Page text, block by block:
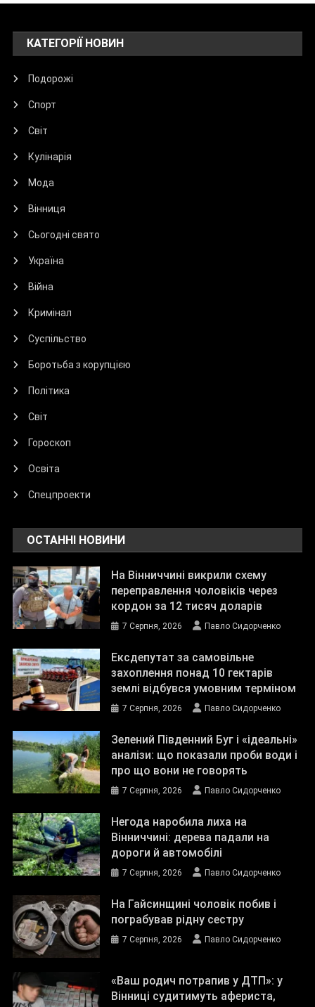
КАТЕГОРІЇ НОВИН
Подорожі
Спорт
Світ
Кулінарія
Мода
Вінниця
Сьогодні свято
Україна
Війна
Кримінал
Суспільство
Боротьба з корупцією
Політика
Світ
Гороскоп
Освіта
Спецпроекти
ОСТАННІ НОВИНИ
На Вінниччині викрили схему
переправлення чоловіків через
кордон за 12 тисяч доларів
7 Серпня, 2026 Павло Сидорченко
Ексдепутат за самовільне
захоплення понад 10 гектарів
землі відбувся умовним терміном
7 Серпня, 2026 Павло Сидорченко
Зелений Південний Буг і «ідеальні»
аналізи: що показали проби води і
про що вони не говорять
7 Серпня, 2026 Павло Сидорченко
Негода наробила лиха на
Вінниччині: дерева падали на
дороги й автомобілі
7 Серпня, 2026 Павло Сидорченко
На Гайсинщині чоловік побив і
пограбував рідну сестру
7 Серпня, 2026 Павло Сидорченко
«Ваш родич потрапив у ДТП»: у
Вінниці судитимуть афериста,